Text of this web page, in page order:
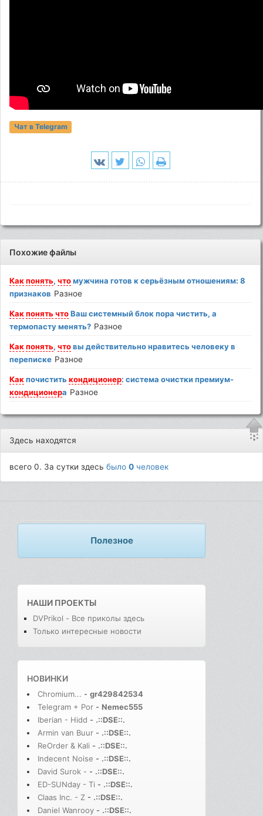
Чат в Telegram
Похожие файлы
Как понять,чтомужчина готов к серьёзным отношениям: 8
признаков Разное
Как понять чтоВаш системный блок пора чистить, а
термопасту менять? Разное
Как понять,чтовы действительно нравитесь человеку в
переписке Разное
Какпочиститькондиционер: система очистки премиум-
кондиционера Разное
Здесь находятся
всего 0. За сутки здесьбыло0 человек
Полезное
НАШИ ПРОЕКТЫ
DVPrikol - Все приколы здесь
Только интересные новости
НОВИНКИ
Chromium... - gr429842534
Telegram + Por - Nemec555
Iberian - Hidd - .::DSE::.
Armin van Buur - .::DSE::.
ReOrder & Kali - .::DSE::.
Indecent Noise - .::DSE::.
David Surok - - .::DSE::.
ED-SUNday - Ti - .::DSE::.
Claas Inc. - Z - .::DSE::.
Daniel Wanrooy - .::DSE::.